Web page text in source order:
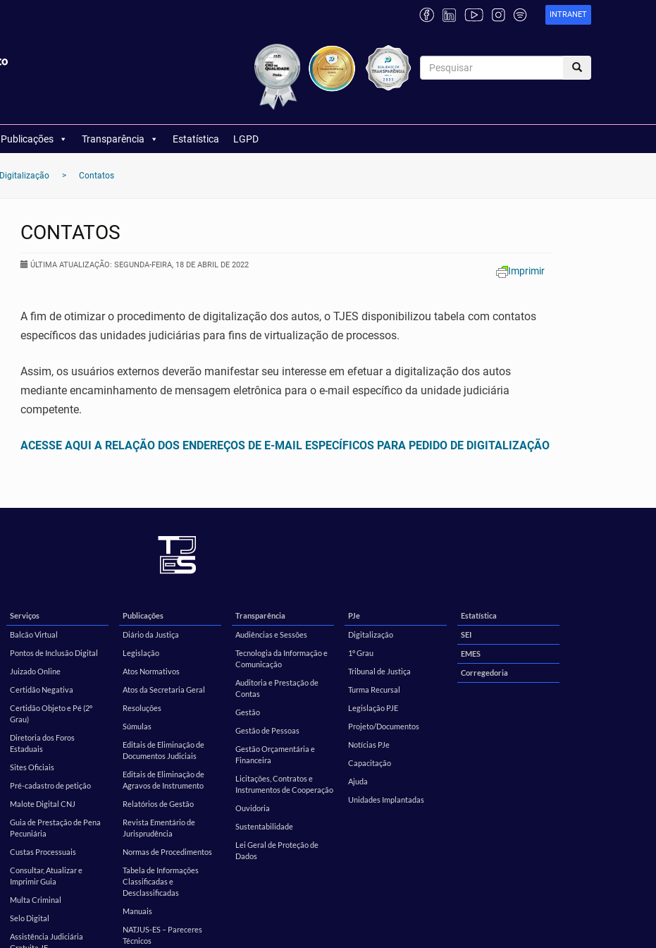
INTRANET
Publicações Transparência Estatística LGPD
Digitalização > Contatos
CONTATOS
Imprimir
ÚLTIMA ATUALIZAÇÃO: SEGUNDA-FEIRA, 18 DE ABRIL DE 2022
A fim de otimizar o procedimento de digitalização dos autos, o TJES disponibilizou tabela com contatos
específicos das unidades judiciárias para fins de virtualização de processos.
Assim, os usuários externos deverão manifestar seu interesse em efetuar a digitalização dos autos
mediante encaminhamento de mensagem eletrônica para o e-mail específico da unidade judiciária
competente.
ACESSE AQUI A RELAÇÃO DOS ENDEREÇOS DE E-MAIL ESPECÍFICOS PARA PEDIDO DE DIGITALIZAÇÃO
Serviços
Balcão Virtual
Pontos de Inclusão Digital
Juizado Online
Certidão Negativa
Certidão Objeto e Pé (2º
Grau)
Diretoria dos Foros
Estaduais
Sites Oficiais
Pré-cadastro de petição
Malote Digital CNJ
Guia de Prestação de Pena
Pecuniária
Custas Processuais
Consultar, Atualizar e
Imprimir Guia
Multa Criminal
Selo Digital
Assistência Judiciária
Publicações
Diário da Justiça
Legislação
Atos Normativos
Atos da Secretaria Geral
Resoluções
Súmulas
Editais de Eliminação de
Documentos Judiciais
Editais de Eliminação de
Agravos de Instrumento
Relatórios de Gestão
Revista Ementário de
Jurisprudência
Normas de Procedimentos
Tabela de Informações
Classificadas e
Desclassificadas
Manuais
NATJUS-ES – Pareceres
Técnicos
Transparência
Audiências e Sessões
Tecnologia da Informação e
Comunicação
Auditoria e Prestação de
Contas
Gestão
Gestão de Pessoas
Gestão Orçamentária e
Financeira
Licitações, Contratos e
Instrumentos de Cooperação
Ouvidoria
Sustentabilidade
Lei Geral de Proteção de
Dados
PJe
Digitalização
1º Grau
Tribunal de Justiça
Turma Recursal
Legislação PJE
Projeto/Documentos
Notícias PJe
Capacitação
Ajuda
Unidades Implantadas
Estatística
SEI
EMES
Corregedoria